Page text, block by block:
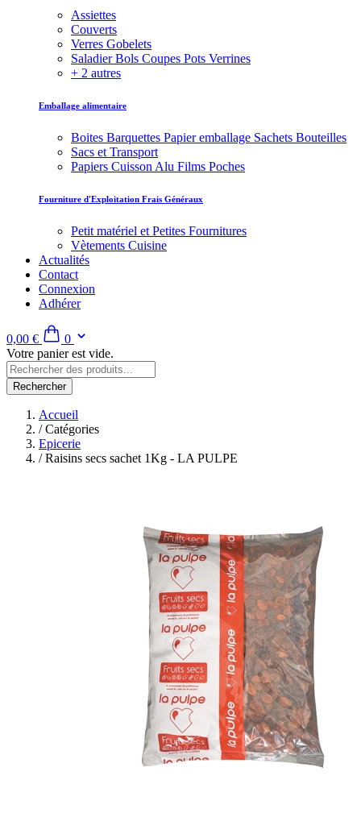
Assiettes
Couverts
Verres Gobelets
Saladier Bols Coupes Pots Verrines
+ 2 autres
Emballage alimentaire
Boites Barquettes Papier emballage Sachets Bouteilles
Sacs et Transport
Papiers Cuisson Alu Films Poches
Fourniture d'Exploitation Frais Généraux
Petit matériel et Petites Fournitures
Vètements Cuisine
Actualités
Contact
Connexion
Adhérer
0,00 €
0
Votre panier est vide.
Rechercher
Accueil
/Catégories
Epicerie
/Raisins secs sachet 1Kg - LA PULPE